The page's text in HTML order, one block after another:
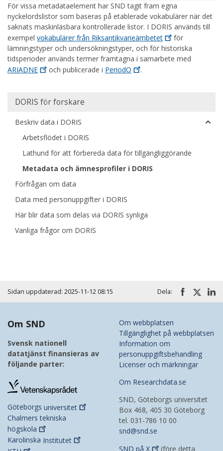
För vissa metadataelement har SND tagit fram egna
nyckelordslistor som baseras på etablerade vokabulärer när det
saknats maskinläsbara kontrollerade listor. I DORIS används till
exempel vokabulärer från Riksantikvarieämbetet
för
lämningstyper och undersökningstyper, och för historiska
tidsperioder används termer framtagna i samarbete med
ARIADNE
och publicerade i PeriodO .
Huvudmeny
DORIS för forskare
Beskriv data i DORIS
Arbetsflödet i DORIS
Lathund för att förbereda data för tillgängliggörande
Metadata och ämnesprofiler i DORIS
Förfrågan om data
Data med personuppgifter i DORIS
Här blir data som delas via DORIS synliga
Vanliga frågor om DORIS
Sidan uppdaterad: 2025-11-12 08:15 Dela:
Om SND
Svensk nationell
datatjänst finansieras av
följande parter:
Göteborgs universitet
Chalmers tekniska
högskola
Karolinska Institutet
Om webbplatsen
Tillgänglighet på webbplatsen
Information om
personuppgiftsbehandling
Licenser och märkningar
Om Researchdata.se
SND, Göteborgs universitet
Box 468, 405 30 Göteborg
tel. 031-786 10 00
snd@snd.se
SND på X (före detta